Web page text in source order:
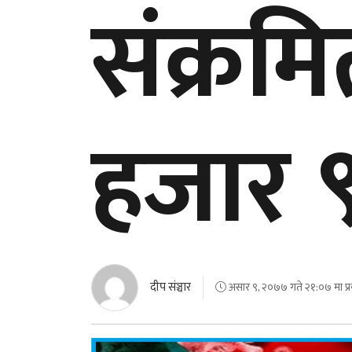
हजार
दीप संञ्चार असार ९, २०७७ गते २१:०७ मा